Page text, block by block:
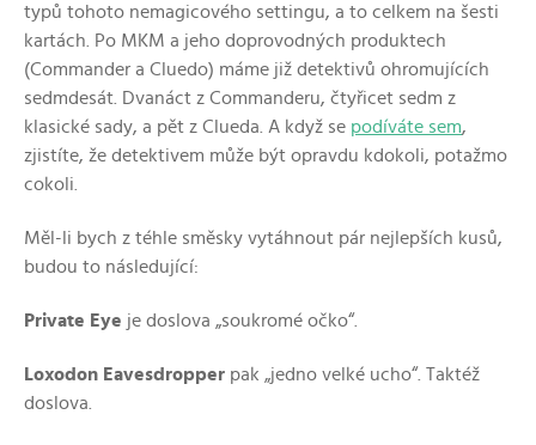
typů tohoto nemagicového settingu, a to celkem na šesti
kartách. Po MKM a jeho doprovodných produktech
(Commander a Cluedo) máme již detektivů ohromujících
sedmdesát. Dvanáct z Commanderu, čtyřicet sedm z
klasické sady, a pět z Clueda. A když se podíváte sem,
zjistíte, že detektivem může být opravdu kdokoli, potažmo
cokoli.
Měl-li bych z téhle směsky vytáhnout pár nejlepších kusů,
budou to následující:
Private Eye je doslova „soukromé očko“.
Loxodon Eavesdropper pak „jedno velké ucho“. Taktéž
doslova.